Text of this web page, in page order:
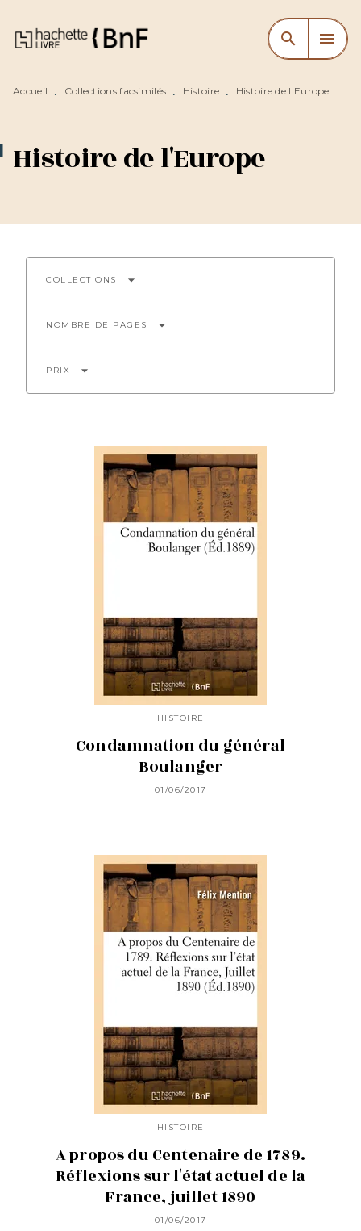
MENU RECHERCHE
CONTENU
search menu
Accueil • Collections facsimilés • Histoire • Histoire de l'Europe
Histoire de l'Europe
COLLECTIONS arrow_drop_down
NOMBRE DE PAGES arrow_drop_down
PRIX arrow_drop_down
HISTOIRE
Condamnation du général
Boulanger
01/06/2017
HISTOIRE
A propos du Centenaire de 1789.
Réflexions sur l'état actuel de la
France, juillet 1890
01/06/2017